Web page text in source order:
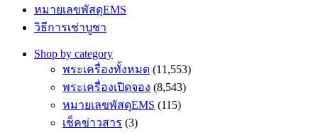
หมายเลขพัสดุEMS
วิธีการเช่าบูชา
Shop by category
พระเครื่องทั้งหมด (11,553)
พระเครื่องเปิดจอง (8,543)
หมายเลขพัสดุEMS (115)
เช็คข่าวสาร (3)